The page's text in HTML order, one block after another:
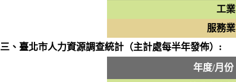
工業
服務業
三、臺北市人力資源調查統計（主計處每半年發佈）:
年度/月份